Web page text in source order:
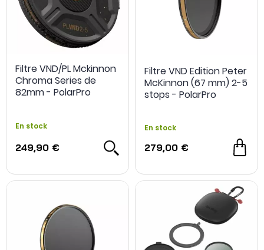
Filtre VND/PL Mckinnon
Chroma Series de
82mm - PolarPro
En stock
249,90 €
Filtre VND Edition Peter
McKinnon (67 mm) 2-5
stops - PolarPro
En stock
279,00 €